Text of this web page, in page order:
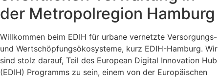
der Metropolregion Hamburg
Willkommen beim EDIH für urbane vernetzte Versorgungs-
und Wertschöpfungsökosysteme, kurz EDIH-Hamburg. Wir
sind stolz darauf, Teil des European Digital Innovation Hub
(EDIH) Programms zu sein, einem von der Europäischen